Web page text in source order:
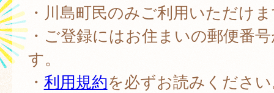
・川島町民のみご利用いただけ
・ご登録にはお住まいの郵便番
す。
・ 利用規約を必ずお読みくださ